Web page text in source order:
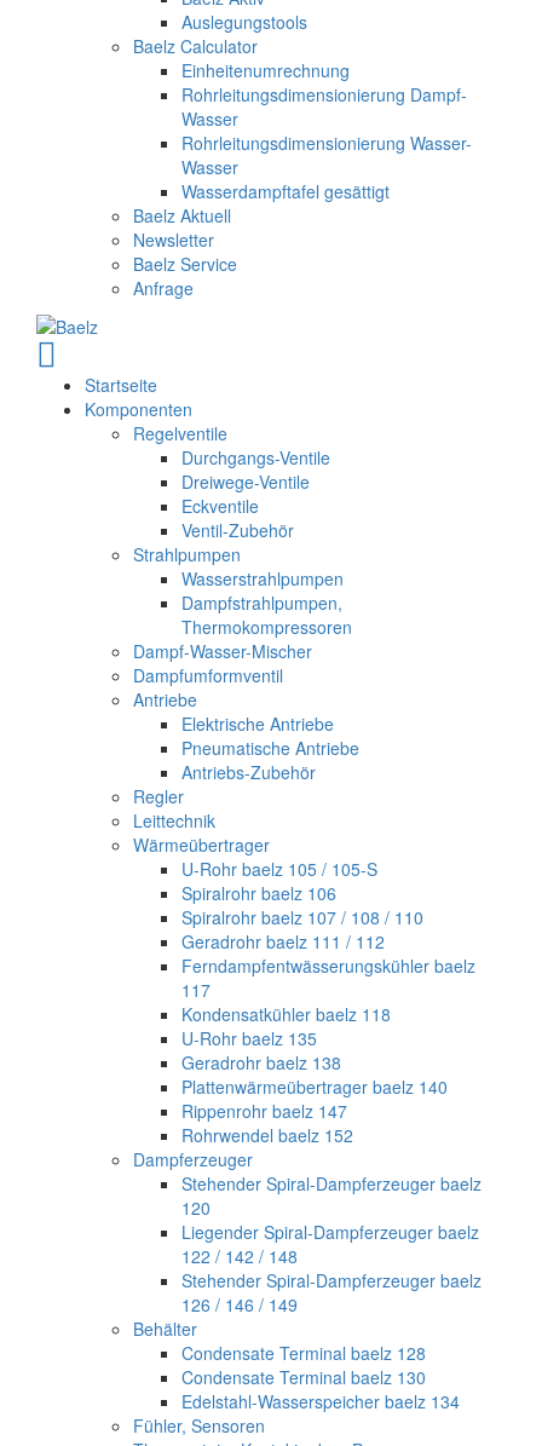
Auslegungstools
Baelz Calculator
Einheitenumrechnung
Rohrleitungsdimensionierung Dampf-
Wasser
Rohrleitungsdimensionierung Wasser-
Wasser
Wasserdampftafel gesättigt
Baelz Aktuell
Newsletter
Baelz Service
Anfrage
Startseite
Komponenten
Regelventile
Durchgangs-Ventile
Dreiwege-Ventile
Eckventile
Ventil-Zubehör
Strahlpumpen
Wasserstrahlpumpen
Dampfstrahlpumpen,
Thermokompressoren
Dampf-Wasser-Mischer
Dampfumformventil
Antriebe
Elektrische Antriebe
Pneumatische Antriebe
Antriebs-Zubehör
Regler
Leittechnik
Wärmeübertrager
U-Rohr baelz 105 / 105-S
Spiralrohr baelz 106
Spiralrohr baelz 107 / 108 / 110
Geradrohr baelz 111 / 112
Ferndampfentwässerungskühler baelz
117
Kondensatkühler baelz 118
U-Rohr baelz 135
Geradrohr baelz 138
Plattenwärmeübertrager baelz 140
Rippenrohr baelz 147
Rohrwendel baelz 152
Dampferzeuger
Stehender Spiral-Dampferzeuger baelz
120
Liegender Spiral-Dampferzeuger baelz
122 / 142 / 148
Stehender Spiral-Dampferzeuger baelz
126 / 146 / 149
Behälter
Condensate Terminal baelz 128
Condensate Terminal baelz 130
Edelstahl-Wasserspeicher baelz 134
Fühler, Sensoren